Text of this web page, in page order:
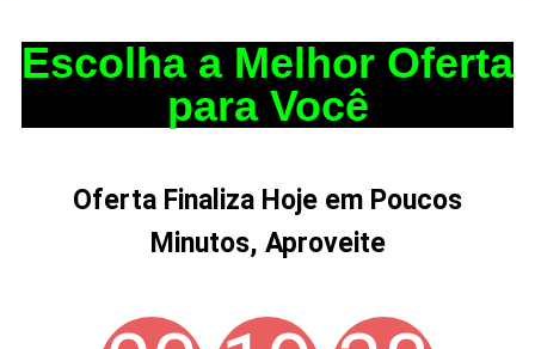
Escolha a Melhor Oferta
para Você
Oferta Finaliza Hoje em Poucos
Minutos, Aproveite